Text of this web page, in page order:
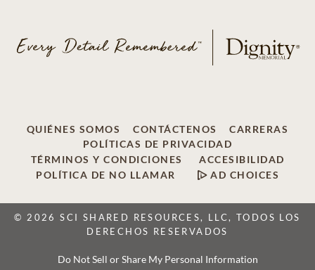
QUIÉNES SOMOS CONTÁCTENOS
CARRERAS
POLÍTICAS DE PRIVACIDAD
TÉRMINOS Y CONDICIONES
ACCESIBILIDAD
POLÍTICA DE NO LLAMAR
AD CHOICES
© 2026 SCI SHARED RESOURCES, LLC, TODOS LOS
DERECHOS RESERVADOS
Do Not Sell or Share My Personal Information